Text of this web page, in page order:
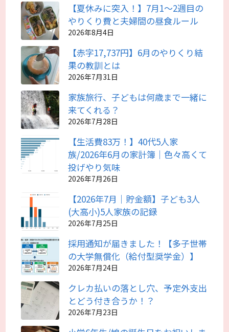
【夏休みに突入！】7月1～2週目の
やりくり費と夫婦間の昼食ルール
2026年8月4日
【赤字17,737円】6月のやりくり結
果の教訓とは
2026年7月31日
家族旅行、子どもは何歳まで一緒に
来てくれる？
2026年7月28日
【生活費83万！】40代5人家
族/2026年6月の家計簿｜色々高くて
投げやり気味
2026年7月26日
【2026年7月｜貯金額】子ども3人
(大高小)5人家族の記録
2026年7月25日
採用通知が届きました！【多子世帯
の大学無償化（給付型奨学金）】
2026年7月24日
クレカ払いの落とし穴、予定外支出
とどう付き合うか！？
2026年7月23日